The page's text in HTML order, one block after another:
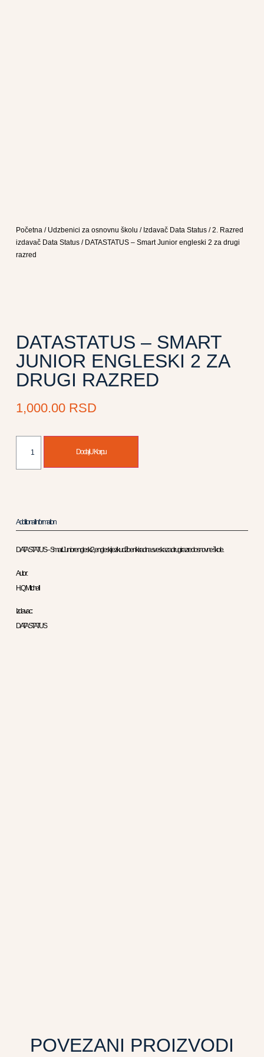
Početna/ Udzbenici za osnovnu školu / Izdavač Data Status/2. Razred
izdavač Data Status/ DATASTATUS – Smart Junior engleski 2 za drugi
razred
DATASTATUS – SMART
JUNIOR ENGLESKI 2 ZA
DRUGI RAZRED
1,000.00 RSD
Dodaj U Korpu
Additional Information
DATASTATUS – Smart Junior engleski 2, engleski jezik udžbenik i radna sveska za drugi razred osnovne škole.
Autor :
H. Q. Mitchell
Izdavac :
DATASTATUS
POVEZANI PROIZVODI